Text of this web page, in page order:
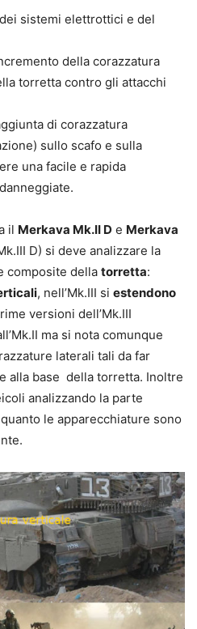
sistemi elettrottici e del
della corazzatura
torretta contro gli attacchi
di corazzatura
sullo scafo e sulla
una facile e rapida
il Merkava Mk.II D e Merkava
D) si deve analizzare la
composite della torretta:
, nell’Mk.III si estendono
versioni dell’Mk.III
ma si nota comunque
laterali tali da far
alla base della torretta. Inoltre
analizzando la parte
le apparecchiature sono